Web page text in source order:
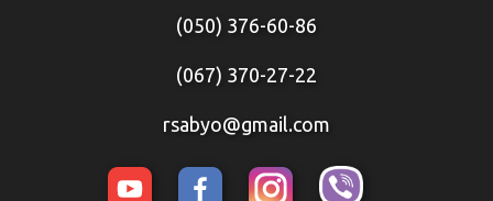
(050) 376-60-86
(067) 370-27-22
rsabyo@gmail.com